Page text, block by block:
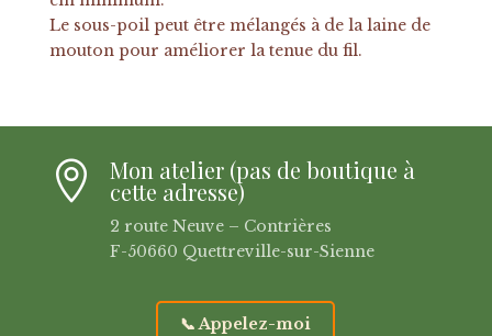
Le sous-poil peut être mélangés à de la laine de
mouton pour améliorer la tenue du fil.
 Mon atelier (pas de boutique à
cette adresse)
2 route Neuve – Contrières
F-50660 Quettreville-sur-Sienne
📞 Appelez-moi